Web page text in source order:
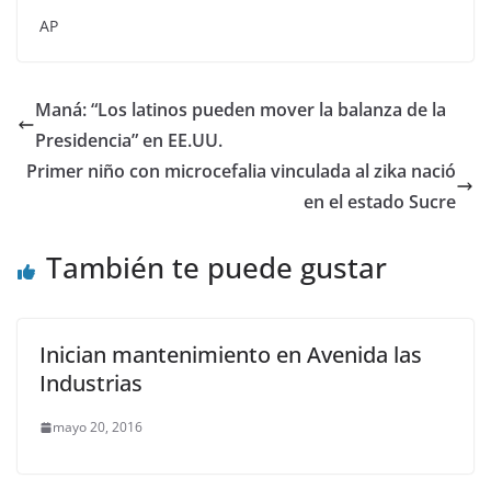
AP
Maná: “Los latinos pueden mover la balanza de la
Presidencia” en EE.UU.
Primer niño con microcefalia vinculada al zika nació
en el estado Sucre
También te puede gustar
Inician mantenimiento en Avenida las
Industrias
mayo 20, 2016